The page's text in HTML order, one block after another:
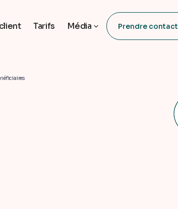
Tarifs Média Prendre contact